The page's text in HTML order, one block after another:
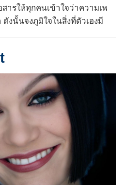
สารให้ทุกคนเข้าใจว่าความเพ
งนั้นจงภูมิใจในสิ่งที่ตัวเองมี